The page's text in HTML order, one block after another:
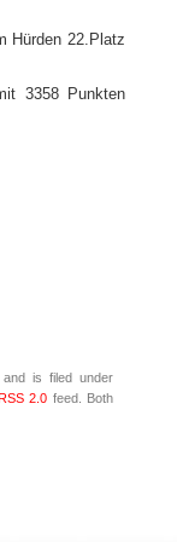
Hürden 22.Platz
3358 Punkten
is filed under
2.0 feed. Both